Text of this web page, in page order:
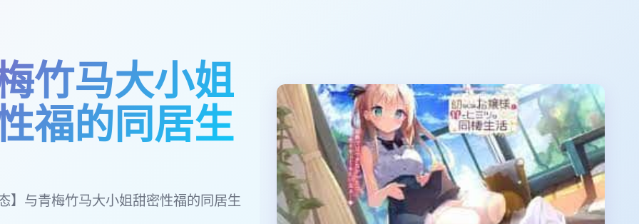
竹马大小姐
福的同居生
】与青梅竹马大小姐甜密性福的同居生